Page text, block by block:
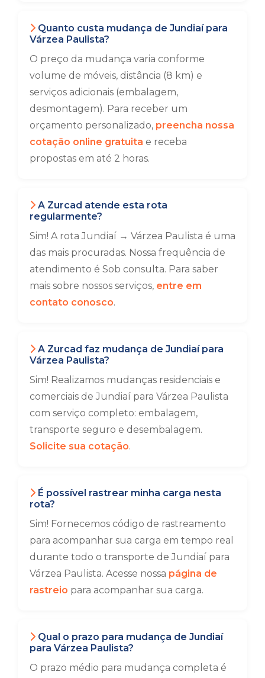
Quanto custa mudança de Jundiaí para
Várzea Paulista?
O preço da mudança varia conforme
volume de móveis, distância (8 km) e
serviços adicionais (embalagem,
desmontagem). Para receber um
orçamento personalizado, preencha nossa
cotação online gratuita e receba
propostas em até 2 horas.
A Zurcad atende esta rota
regularmente?
Sim! A rota Jundiaí → Várzea Paulista é uma
das mais procuradas. Nossa frequência de
atendimento é Sob consulta. Para saber
mais sobre nossos serviços, entre em
contato conosco.
A Zurcad faz mudança de Jundiaí para
Várzea Paulista?
Sim! Realizamos mudanças residenciais e
comerciais de Jundiaí para Várzea Paulista
com serviço completo: embalagem,
transporte seguro e desembalagem.
Solicite sua cotação.
É possível rastrear minha carga nesta
rota?
Sim! Fornecemos código de rastreamento
para acompanhar sua carga em tempo real
durante todo o transporte de Jundiaí para
Várzea Paulista. Acesse nossa página de
rastreio para acompanhar sua carga.
Qual o prazo para mudança de Jundiaí
para Várzea Paulista?
O prazo médio para mudança completa é